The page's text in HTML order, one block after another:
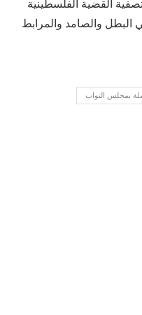
القضية الفلسطينية
البطل والصامد والمرابط
بمجلس النواب